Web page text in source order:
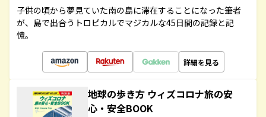
子供の頃から夢見ていた南の島に滞在することになった筆者
が、島で出合うトロピカルでマジカルな45日間の記録と記
憶。
詳細を見る
地球の歩き方 ウィズコロナ旅の安
心・安全BOOK